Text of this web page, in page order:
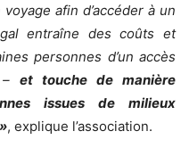
afin d’accéder à un
entraîne des coûts et
personnes d’un accès
et touche de manière
issues de milieux
», explique l’association.